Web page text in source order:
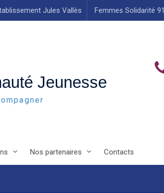
Jules Vallès Femmes Solidarité 91
Jeunesse
Nos partenaires Contacts